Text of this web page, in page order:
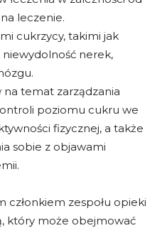
leczenie.
cukrzycy, takimi jak
nerek,
temat zarządzania
poziomu cukru we
fizycznej, a także
sobie z objawami
zespołu opieki
który może obejmować